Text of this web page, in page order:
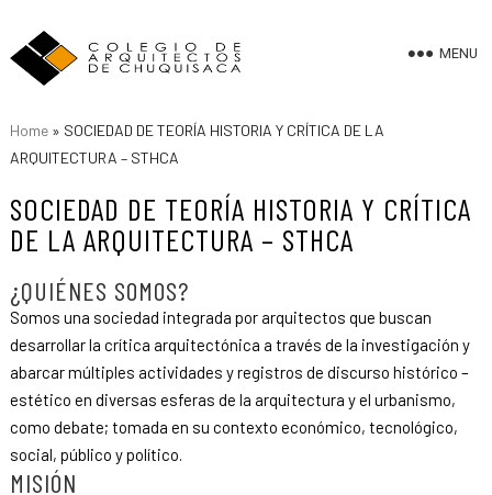
MENU
Home» SOCIEDAD DE TEORÍA HISTORIA Y CRÍTICA DE LA
ARQUITECTURA – STHCA
SOCIEDAD DE TEORÍA HISTORIA Y CRÍTICA
DE LA ARQUITECTURA – STHCA
¿QUIÉNES SOMOS?
Somos una sociedad integrada por arquitectos que buscan
desarrollar la crítica arquitectónica a través de la investigación y
abarcar múltiples actividades y registros de discurso histórico –
estético en diversas esferas de la arquitectura y el urbanismo,
como debate; tomada en su contexto económico, tecnológico,
social, público y político.
MISIÓN